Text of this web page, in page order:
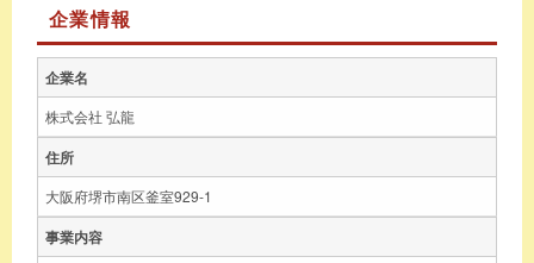
企業情報
企業名
株式会社 弘龍
住所
大阪府堺市南区釜室929-1
事業内容